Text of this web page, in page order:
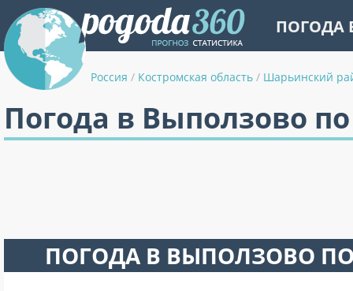
ПОГОДА
Россия / Костромская область / Шарьинский
Погода в Выползово
ПОГОДА В ВЫПОЛЗОВО